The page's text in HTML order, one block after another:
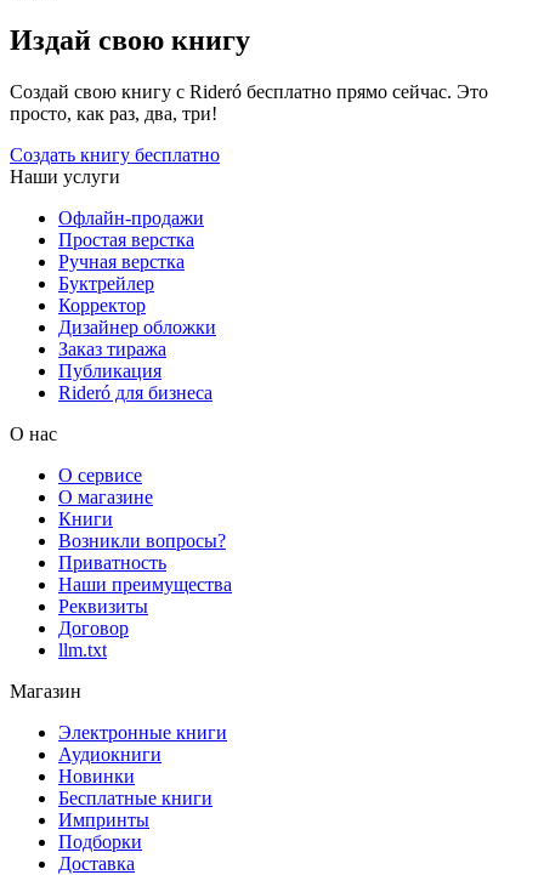
Издай свою книгу
Создай свою книгу с Rideró бесплатно прямо сейчас. Это
просто, как раз, два, три!
Создать книгу бесплатно
Наши услуги
Офлайн-продажи
Простая верстка
Ручная верстка
Буктрейлер
Корректор
Дизайнер обложки
Заказ тиража
Публикация
Rideró для бизнеса
О нас
О сервисе
О магазине
Книги
Возникли вопросы?
Приватность
Наши преимущества
Реквизиты
Договор
llm.txt
Магазин
Электронные книги
Аудиокниги
Новинки
Бесплатные книги
Импринты
Подборки
Доставка